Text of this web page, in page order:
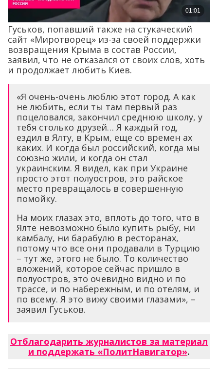
Гуськов, попавший также на стукаческий
сайт «Миротворец» из-за своей поддержки
возвращения Крыма в состав России,
заявил, что не отказался от своих слов, хоть
и продолжает любить Киев.
«Я очень-очень люблю этот город. А как
не любить, если ты там первый раз
поцеловался, закончил среднюю школу, у
тебя столько друзей… Я каждый год,
ездил в Ялту, в Крым, еще со времен ах
каких. И когда был российский, когда мы
союзно жили, и когда он стал
украинским. Я видел, как при Украине
просто этот полуостров, это райское
место превращалось в совершенную
помойку.
На моих глазах это, вплоть до того, что в
Ялте невозможно было купить рыбу, ни
камбалу, ни барабулю в ресторанах,
потому что все они продавали в Турцию
– тут же, этого не было. То количество
вложений, которое сейчас пришло в
полуостров, это очевидно видно и по
трассе, и по набережным, и по отелям, и
по всему. Я это вижу своими глазами», –
заявил Гуськов.
Отблагодарить журналистов за материал
и поддержать «ПолитНавигатор».